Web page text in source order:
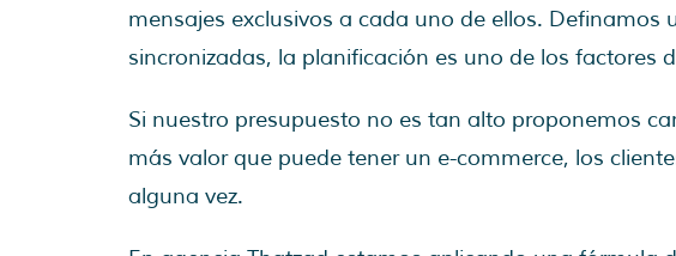
mensajes exclusivos a cada uno de ellos. Definamos
sincronizadas, la planificación es uno de los factores
Si nuestro presupuesto no es tan alto proponemos
más valor que puede tener un e-commerce, los
alguna vez.